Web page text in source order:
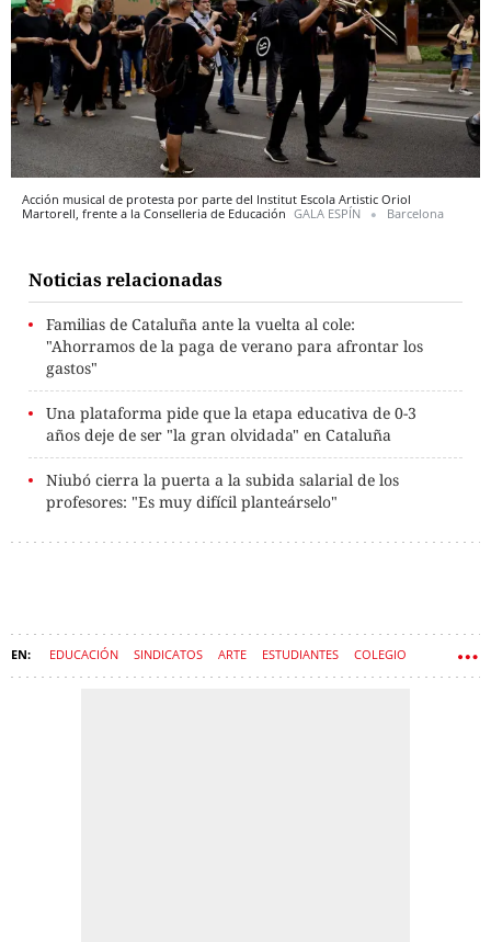
Acción musical de protesta por parte del Institut Escola Artistic Oriol
Martorell, frente a la Conselleria de Educación GALA ESPÍN Barcelona
Noticias relacionadas
Familias de Cataluña ante la vuelta al cole:
"Ahorramos de la paga de verano para afrontar los
gastos"
Una plataforma pide que la etapa educativa de 0-3
años deje de ser "la gran olvidada" en Cataluña
Niubó cierra la puerta a la subida salarial de los
profesores: "Es muy difícil planteárselo"
EDUCACIÓN SINDICATOS ARTE ESTUDIANTES COLEGIO